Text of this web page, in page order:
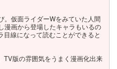
。仮面ライダーWをみていた人間
漫画から登場したキャラもいるの
線になって読むことができると
TV版の雰囲気をうまく漫画化出来